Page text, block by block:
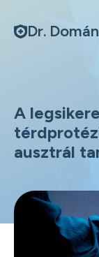
Dr.
A
ausztrál